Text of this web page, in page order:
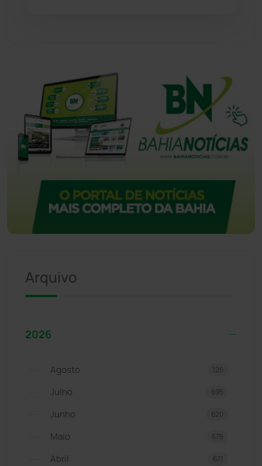
Arquivo
2026
Agosto 126
Julho 695
Junho 620
Maio 675
Abril 671